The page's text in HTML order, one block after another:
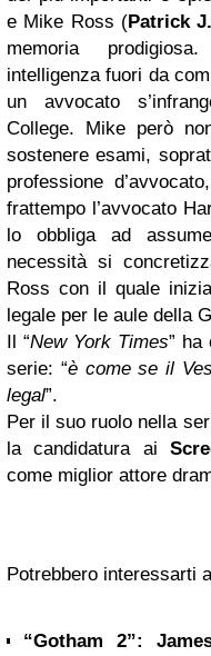
e Mike Ross (Patrick
memoria
intelligenza fuori da
un avvocato
College. Mike però
sostenere esami,
professione
frattempo l’avvocato
lo obbliga ad
necessità si
Ross con il quale
legale per le aule della
Il “New York Times” ha
serie: “è come se il
legal”.
Per il suo ruolo nella
la candidatura ai
come miglior attore
Potrebbero interessarti
“Gotham 2”: